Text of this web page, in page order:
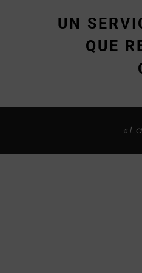
UN
QUE
me habeis tratado
«Son